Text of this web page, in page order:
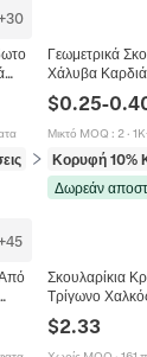
30
σε Σκουλαρίκια
Γεωμετρικά
Χάλυβα Καρδιά
Τρίγωνο
$0.25-
Μικτό MOQ : 2·
Κορυφή 10%
Δωρεάν
45
Από
Σκουλαρίκια
Τρίγωνο
Ζιργκόν
Κοσμήματα Για
$2.33